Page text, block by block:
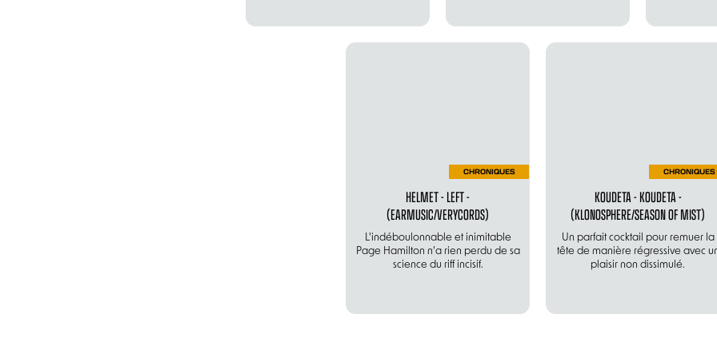
CHRONIQUES
HELMET - LEFT -
(EARMUSIC/VERYCORDS)
L'indéboulonnable et inimitable
Page Hamilton n’a rien perdu de sa
science du riff incisif.
CHRONIQUES
KOUDETA - KOUDETA -
(KLONOSPHERE/SEASON OF MIST)
Un parfait cocktail pour remuer la
tête de manière régressive avec
plaisir non dissimulé.